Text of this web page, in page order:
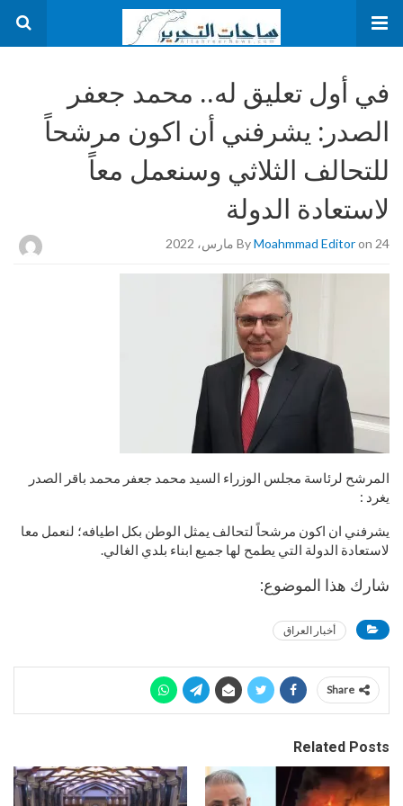
في أول تعليق له.. محمد جعفر
الصدر: يشرفني أن اكون مرشحاً
للتحالف الثلاثي وسنعمل معاً
لاستعادة الدولة
ByMoahmmad Editoron 24 مارس، 2022
المرشح لرئاسة مجلس الوزراء السيد محمد جعفر محمد باقر الصدر
يغرد :
يشرفني ان اكون مرشحاً لتحالف يمثل الوطن بكل اطيافه؛ لنعمل معا
لاستعادة الدولة التي يطمح لها جميع ابناء بلدي الغالي.
شارك هذا الموضوع:
أخبار العراق
Share
Related Posts